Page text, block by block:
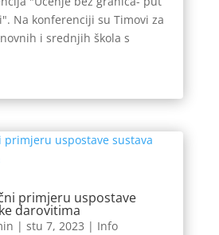
Na konferenciji su Timovi za
i srednjih škola s
primjeru uspostave
darovitima
| stu 7, 2023 | Info